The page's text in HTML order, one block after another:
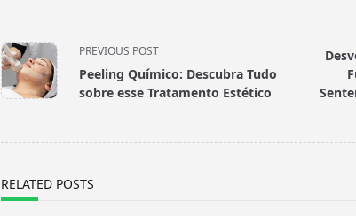
class="nav-
subtitle
screen-
PREVIOUS POST
Peeling Químico: Descubra Tudo
sobre esse Tratamento Estético
RELATED POSTS